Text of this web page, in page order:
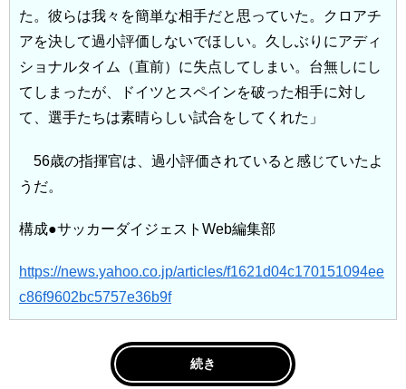
た。彼らは我々を簡単な相手だと思っていた。クロアチ
アを決して過小評価しないでほしい。久しぶりにアディ
ショナルタイム（直前）に失点してしまい。台無しにし
てしまったが、ドイツとスペインを破った相手に対し
て、選手たちは素晴らしい試合をしてくれた」
56歳の指揮官は、過小評価されていると感じていたよ
うだ。
構成●サッカーダイジェストWeb編集部
https://news.yahoo.co.jp/articles/f1621d04c170151094ee
c86f9602bc5757e36b9f
続き